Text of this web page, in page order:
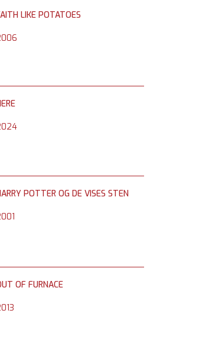
LIKE POTATOES
POTTER OG DE VISES STEN
OF FURNACE